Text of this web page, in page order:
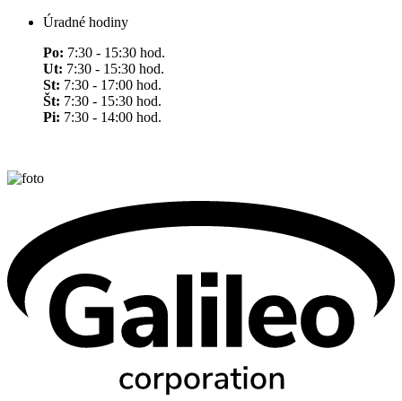
Úradné hodiny
Po: 7:30 - 15:30 hod.
Ut: 7:30 - 15:30 hod.
St: 7:30 - 17:00 hod.
Št: 7:30 - 15:30 hod.
Pi: 7:30 - 14:00 hod.